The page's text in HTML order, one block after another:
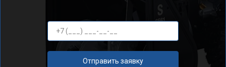
Отправить заявку